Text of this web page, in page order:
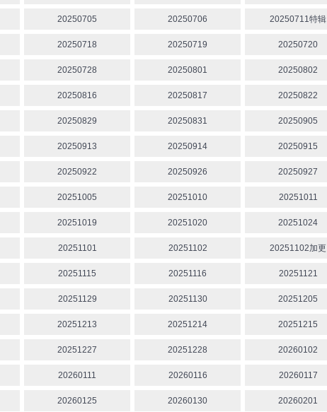
20250705 20250706 20250711特辑
20250718 20250719 20250720
20250728 20250801 20250802
20250816 20250817 20250822
20250829 20250831 20250905
20250913 20250914 20250915
20250922 20250926 20250927
20251005 20251010 20251011
20251019 20251020 20251024
20251101 20251102 20251102加更
20251115 20251116 20251121
20251129 20251130 20251205
20251213 20251214 20251215
20251227 20251228 20260102
20260111 20260116 20260117
20260125 20260130 20260201